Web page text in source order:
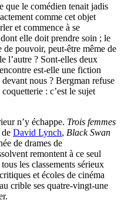
que le comédien tenait jadis
comme cet objet
et commence à se
elle doit prendre soin ; le
de pouvoir, peut-être même de
l’autre ? Sont-elles deux
est-elle une fiction
nous ? Bergman refuse
: c’est le sujet
n’y échappe. Trois femmes
de David Lynch, Black Swan
de drames de
remontent à ce seul
les classements sérieux
et écoles de cinéma
crible ses quatre-vingt-une